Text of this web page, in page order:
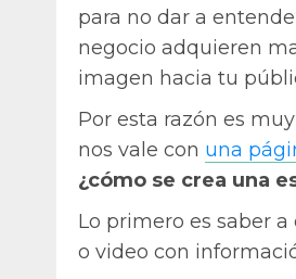
para no dar a
negocio adquieren
imagen hacia tu
Por esta razón es
nos vale con una
¿cómo se crea una
Lo primero es saber
o video con